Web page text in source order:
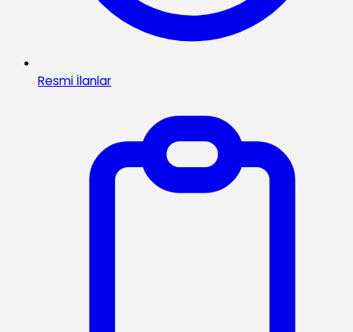
Resmi İlanlar